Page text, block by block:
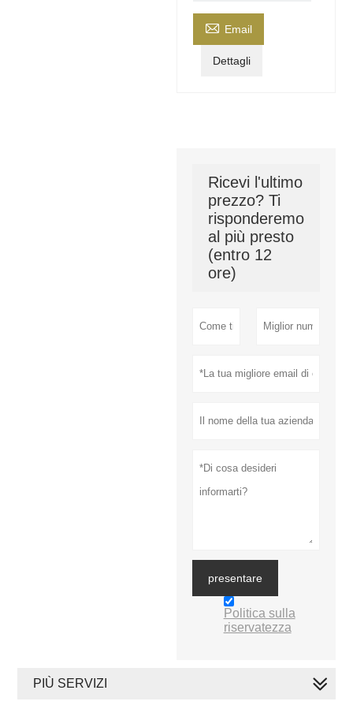
 Email
Dettagli
Ricevi l'ultimo
prezzo? Ti
risponderemo
al più presto
(entro 12
ore)
presentare
Politica sulla
riservatezza
PIÙ SERVIZI